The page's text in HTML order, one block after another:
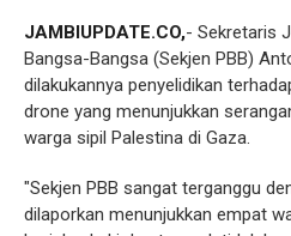
JAMBIUPDATE.CO,- Sekretaris
Bangsa-Bangsa (Sekjen PBB)
dilakukannya penyelidikan
drone yang menunjukkan
warga sipil Palestina di Gaza.
"Sekjen PBB sangat terganggu
dilaporkan menunjukkan empat